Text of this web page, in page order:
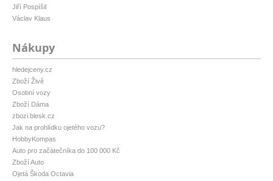
Jiří Pospíšil
Václav Klaus
Nákupy
hledejceny.cz
Zboží Živě
Osobní vozy
Zboží Dáma
zbozi.blesk.cz
Jak na prohlídku ojetého vozu?
HobbyKompas
Auto pro začátečníka do 100 000 Kč
Zboží Auto
Ojetá Škoda Octavia